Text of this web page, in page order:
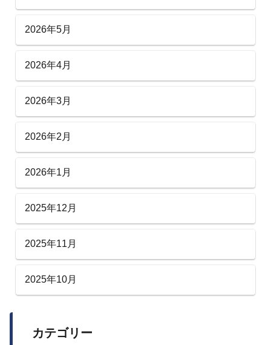
2026年5月
2026年4月
2026年3月
2026年2月
2026年1月
2025年12月
2025年11月
2025年10月
カテゴリー